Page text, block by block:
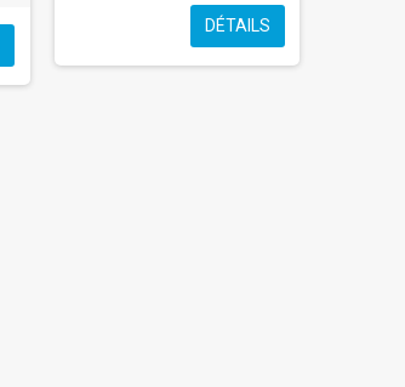
DÉTAILS